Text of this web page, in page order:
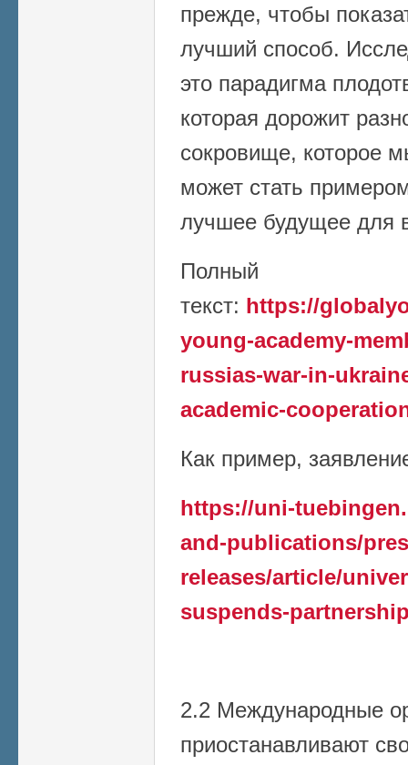
прежде, чтобы
лучший способ.
это парадигма
которая дорожит
сокровище, которое
может стать
лучшее будущее для
Полный
текст: https://
young-academy-
russias-war-in-
academic-
Как пример,
https://uni-
and-publications/
releases/article/
suspends-
2.2 Международные
приостанавливают